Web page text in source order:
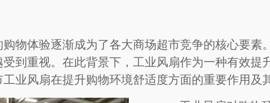
物体验逐渐成为了各大商场超市竞争的核心要
到重视。在此背景下，工业风扇作为一种有效
业风扇在提升购物环境舒适度方面的重要作用及